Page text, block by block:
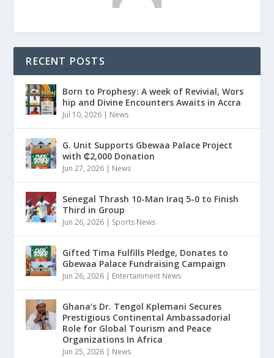
RECENT POSTS
Born to Prophesy: A week of Revivial, Wors
hip and Divine Encounters Awaits in Accra
Jul 10, 2026 News
G. Unit Supports Gbewaa Palace Project
with ₵2,000 Donation
Jun 27, 2026 News
Senegal Thrash 10-Man Iraq 5-0 to Finish
Third in Group
Jun 26, 2026 Sports News
Gifted Tima Fulfills Pledge, Donates to
Gbewaa Palace Fundraising Campaign
Jun 26, 2026 Entertainment News
Ghana’s Dr. Tengol Kplemani Secures
Prestigious Continental Ambassadorial
Role for Global Tourism and Peace
Organizations In Africa
Jun 25, 2026 News